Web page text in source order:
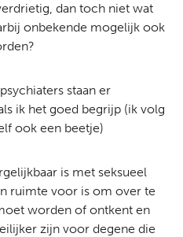
dan toch niet wat
onbekende mogelijk ook
staan er
ik het goed begrijp (ik volg
ook een beetje)
is met seksueel
ruimte voor is om over te
worden of ontkent en
zijn voor degene die